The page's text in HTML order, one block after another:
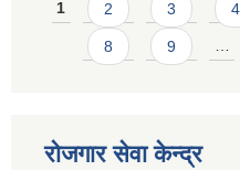
Pages
1 2 3 4
8 9 …
रोजगार सेवा केन्द्र